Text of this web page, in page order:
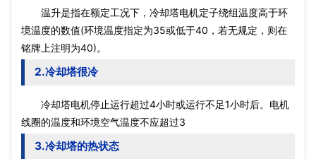
温升是指在额定工况下，冷却塔电机定子绕组温度高于环
境温度的数值(环境温度指定为35或低于40，若无规定，则在
铭牌上注明为40)。
2.冷却塔很冷
冷却塔电机停止运行超过4小时或运行不足1小时后。电机
线圈的温度和环境空气温度不应超过3
3.冷却塔的热状态